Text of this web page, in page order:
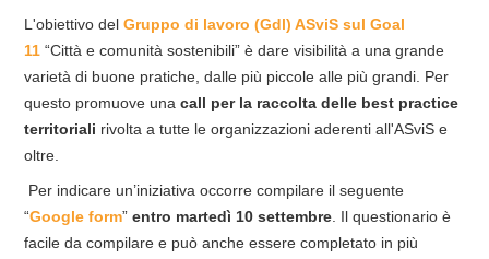
L'obiettivo del Gruppo di lavoro (Gdl) ASviS sul Goal
11 “Città e comunità sostenibili” è dare visibilità a una grande
varietà di buone pratiche, dalle più piccole alle più grandi. Per
questo promuove una call per la raccolta delle best practice
territoriali rivolta a tutte le organizzazioni aderenti all'ASviS e
oltre.
Per indicare un’iniziativa occorre compilare il seguente
“Google form” entro martedì 10 settembre. Il questionario è
facile da compilare e può anche essere completato in più